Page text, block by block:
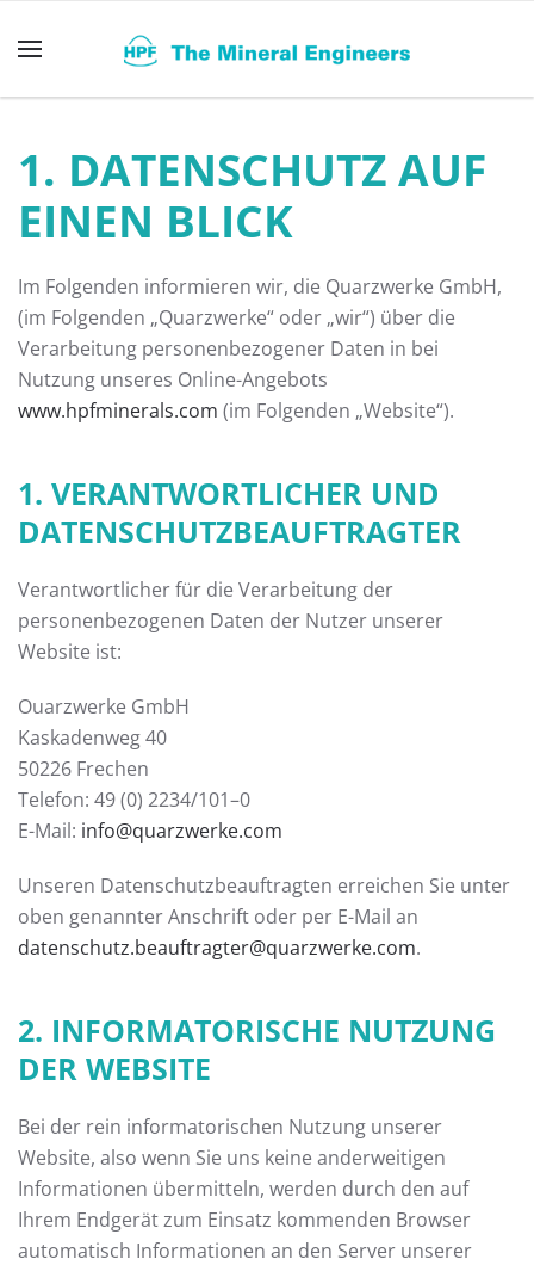
Zum Hauptinhalt springen
1. DATENSCHUTZ AUF
EINEN BLICK
Im Folgenden informieren wir, die Quarzwerke GmbH,
(im Folgenden „Quarzwerke“ oder „wir“) über die
Verarbeitung personenbezogener Daten in bei
Nutzung unseres Online-Angebots
www.hpfminerals.com (im Folgenden „Website“).
1. VERANTWORTLICHER UND
DATENSCHUTZBEAUFTRAGTER
Verantwortlicher für die Verarbeitung der
personenbezogenen Daten der Nutzer unserer
Website ist:
Ouarzwerke GmbH
Kaskadenweg 40
50226 Frechen
Telefon: 49 (0) 2234/101–0
E-Mail: info@quarzwerke.com
Unseren Datenschutzbeauftragten erreichen Sie unter
oben genannter Anschrift oder per E-Mail an
datenschutz.beauftragter@quarzwerke.com.
2. INFORMATORISCHE NUTZUNG
DER WEBSITE
Bei der rein informatorischen Nutzung unserer
Website, also wenn Sie uns keine anderweitigen
Informationen übermitteln, werden durch den auf
Ihrem Endgerät zum Einsatz kommenden Browser
automatisch Informationen an den Server unserer